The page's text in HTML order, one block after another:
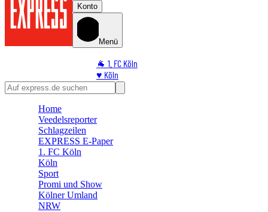
Konto
Menü
🐐 1. FC Köln
♥️ Köln
⭐ Promi
🛒 Shoppingwelt
Home
Veedelsreporter
Schlagzeilen
EXPRESS E-Paper
1. FC Köln
Köln
Sport
Promi und Show
Kölner Umland
NRW